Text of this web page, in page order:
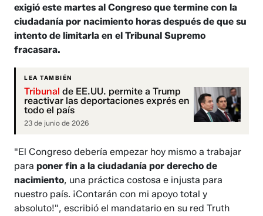
exigió este martes al Congreso que termine con la
ciudadanía por nacimiento horas después de que su
intento de limitarla en el Tribunal Supremo
fracasara.
LEA TAMBIÉN
Tribunal de EE.UU. permite a Trump
reactivar las deportaciones exprés en
todo el país
23 de junio de 2026
"El Congreso debería empezar hoy mismo a trabajar
paraponer fin a la ciudadanía por derecho de
nacimiento, una práctica costosa e injusta para
nuestro país. ¡Contarán con mi apoyo total y
absoluto!", escribió el mandatario en su red Truth